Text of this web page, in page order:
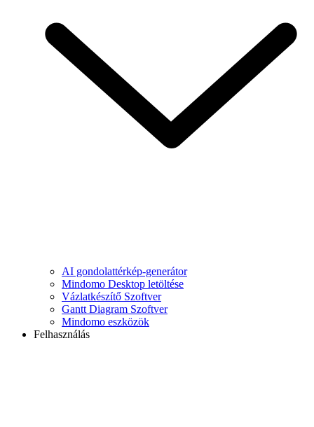
AI gondolattérkép-generátor
Mindomo Desktop letöltése
Vázlatkészítő Szoftver
Gantt Diagram Szoftver
Mindomo eszközök
Felhasználás